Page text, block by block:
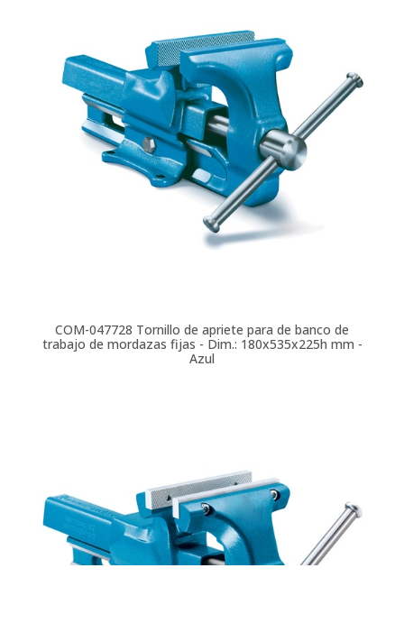
COM-047728 Tornillo de apriete para de banco de
trabajo de mordazas fijas - Dim.: 180x535x225h mm -
Azul